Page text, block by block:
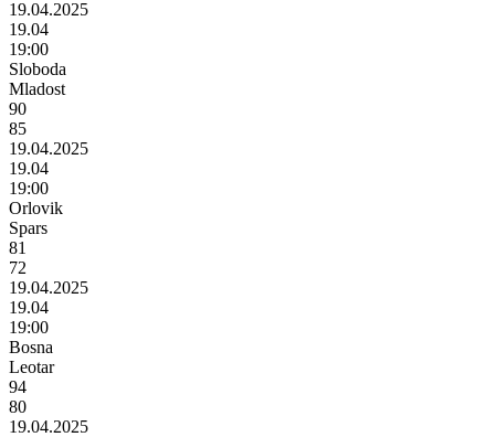
19.04.2025
19.04
19:00
Sloboda
Mladost
90
85
19.04.2025
19.04
19:00
Orlovik
Spars
81
72
19.04.2025
19.04
19:00
Bosna
Leotar
94
80
19.04.2025